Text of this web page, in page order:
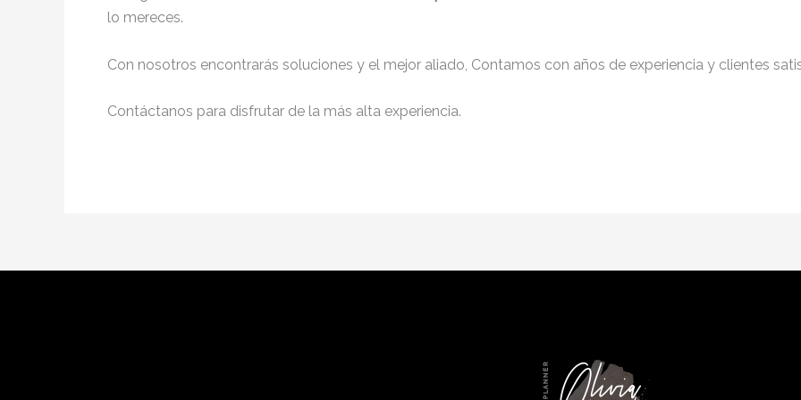
lo mereces.
Con nosotros encontrarás soluciones y el mejor aliado, Contamos con años de experiencia y clientes
Contáctanos para disfrutar de la más alta experiencia.